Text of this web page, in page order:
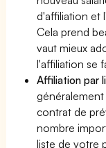
d'affiliation et
Cela prend
vaut mieux
l'affiliation se
Affiliation par
contrat de
nombre
liste de votre